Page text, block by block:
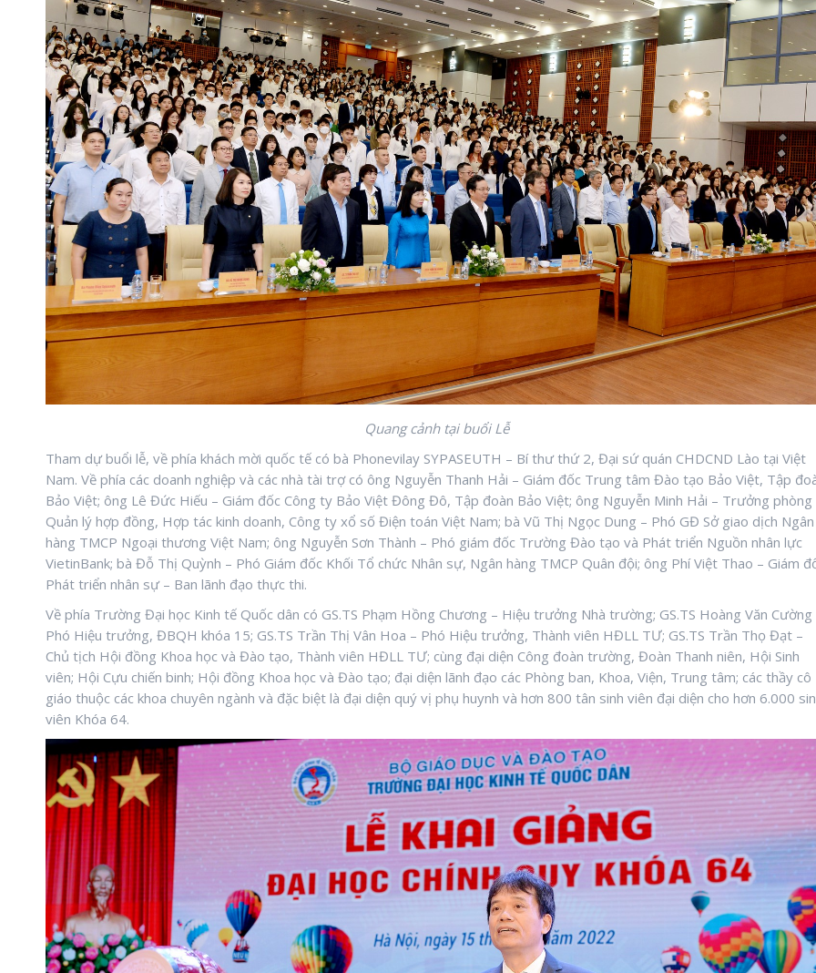
Quang cảnh tại buổi Lễ
Tham dự buổi lễ, về phía khách mời quốc tế có bà Phonevilay SYPASEUTH – Bí thư thứ 2, Đại sứ quán CHDCND Lào tại Việt
Nam. Về phía các doanh nghiệp và các nhà tài trợ có ông Nguyễn Thanh Hải – Giám đốc Trung tâm Đào tạo Bảo Việt, Tập
Bảo Việt; ông Lê Đức Hiếu – Giám đốc Công ty Bảo Việt Đông Đô, Tập đoàn Bảo Việt; ông Nguyễn Minh Hải – Trưởng phòng
Quản lý hợp đồng, Hợp tác kinh doanh, Công ty xổ số Điện toán Việt Nam; bà Vũ Thị Ngọc Dung – Phó GĐ Sở giao dịch Ngân
hàng TMCP Ngoại thương Việt Nam; ông Nguyễn Sơn Thành – Phó giám đốc Trường Đào tạo và Phát triển Nguồn nhân lực
VietinBank; bà Đỗ Thị Quỳnh – Phó Giám đốc Khối Tổ chức Nhân sự, Ngân hàng TMCP Quân đội; ông Phí Việt Thao – Giám
Phát triển nhân sự – Ban lãnh đạo thực thi.
Về phía Trường Đại học Kinh tế Quốc dân có GS.TS Phạm Hồng Chương – Hiệu trưởng Nhà trường; GS.TS Hoàng Văn
Phó Hiệu trưởng, ĐBQH khóa 15; GS.TS Trần Thị Vân Hoa – Phó Hiệu trưởng, Thành viên HĐLL TƯ; GS.TS Trần Thọ Đạt –
Chủ tịch Hội đồng Khoa học và Đào tạo, Thành viên HĐLL TƯ; cùng đại diện Công đoàn trường, Đoàn Thanh niên, Hội Sinh
viên; Hội Cựu chiến binh; Hội đồng Khoa học và Đào tạo; đại diện lãnh đạo các Phòng ban, Khoa, Viện, Trung tâm; các thầy cô
giáo thuộc các khoa chuyên ngành và đặc biệt là đại diện quý vị phụ huynh và hơn 800 tân sinh viên đại diện cho hơn 6.000
viên Khóa 64.